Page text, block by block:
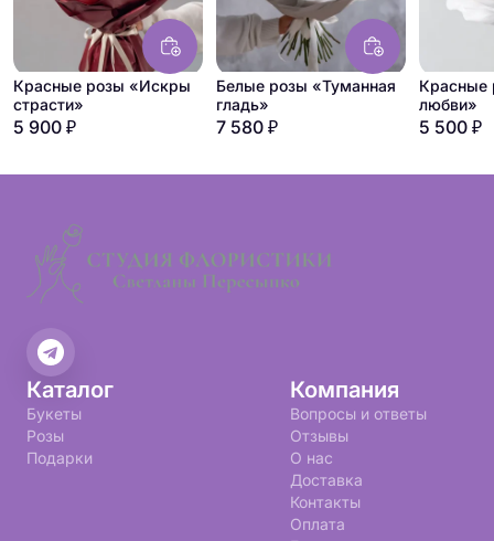
Красные розы «Искры
страсти»
5 900 ₽
Белые розы «Туманная
гладь»
7 580 ₽
Красные
любви»
5 500 ₽
Каталог
Букеты
Розы
Подарки
Компания
Вопросы и ответы
Отзывы
О нас
Доставка
Контакты
Оплата